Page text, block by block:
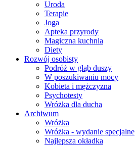
Uroda
Terapie
Joga
Apteka przyrody
Magiczna kuchnia
Diety
Rozwój osobisty
Podróż w głąb duszy
W poszukiwaniu mocy
Kobieta i mężczyzna
Psychotesty
Wróżka dla ducha
Archiwum
Wróżka
Wróżka - wydanie specjalne
Najlepsza okładka